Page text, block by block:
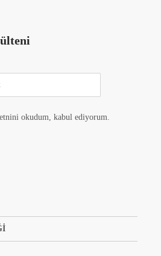
okudum, kabul ediyorum.